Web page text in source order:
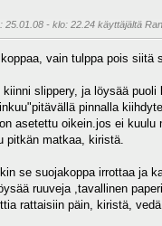
: 25.01.08 - klo: 22.24 käyttäjältä
vain tulppa pois siitä
kiinni slippery, ja löysää puoli
pinnalla
asetettu oikein.jos ei kuulu
pitkän matkaa, kiristä.
se suojakoppa irrottaa ja
ruuveja ,tavallinen
rattaisiin päin, kiristä,